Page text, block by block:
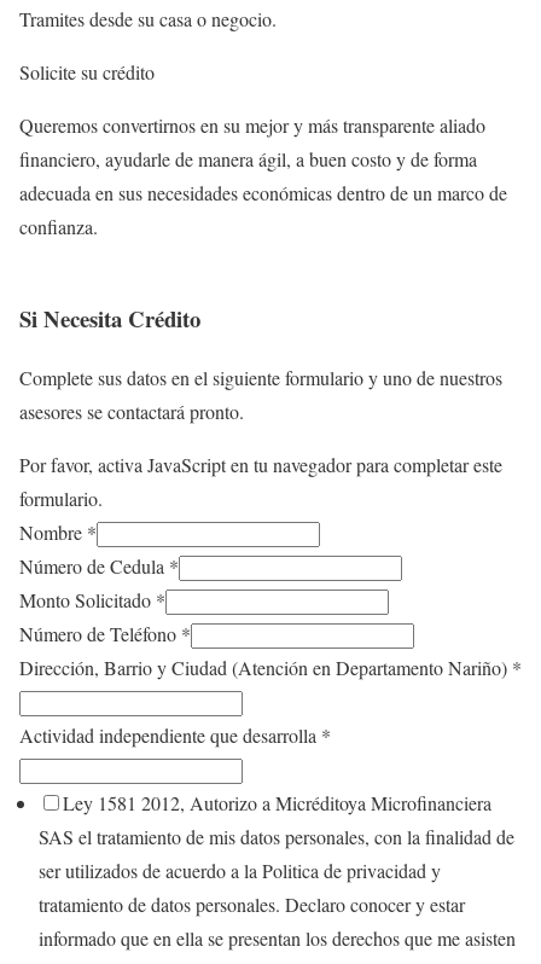
Tramites desde su casa o negocio.
Solicite su crédito
Queremos convertirnos en su mejor y más transparente aliado
financiero, ayudarle de manera ágil, a buen costo y de forma
adecuada en sus necesidades económicas dentro de un marco de
confianza.
Si Necesita Crédito
Complete sus datos en el siguiente formulario y uno de nuestros
asesores se contactará pronto.
Por favor, activa JavaScript en tu navegador para completar este
formulario.
Nombre *
Número de Cedula *
Monto Solicitado *
Número de Teléfono *
Dirección, Barrio y Ciudad (Atención en Departamento Nariño) *
Actividad independiente que desarrolla *
Ley 1581 2012, Autorizo a Micréditoya Microfinanciera
SAS el tratamiento de mis datos personales, con la finalidad de
ser utilizados de acuerdo a la Politica de privacidad y
tratamiento de datos personales. Declaro conocer y estar
informado que en ella se presentan los derechos que me asisten